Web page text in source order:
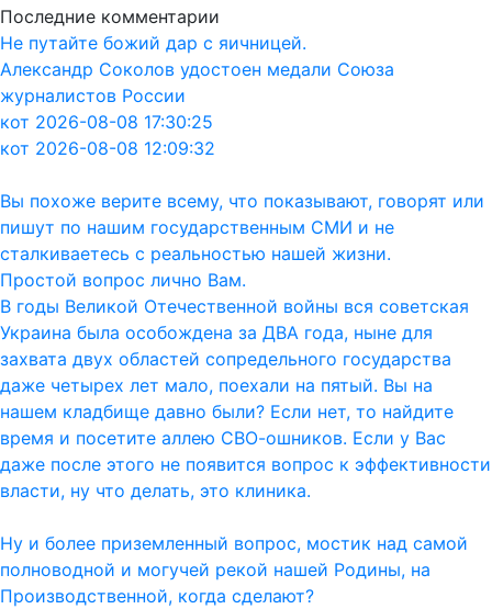
Последние комментарии
Не путайте божий дар с яичницей.
Александр Соколов удостоен медали Союза
журналистов России
кот 2026-08-08 17:30:25
кот 2026-08-08 12:09:32
Вы похоже верите всему, что показывают, говорят или
пишут по нашим государственным СМИ и не
сталкиваетесь с реальностью нашей жизни.
Простой вопрос лично Вам.
В годы Великой Отечественной войны вся советская
Украина была особождена за ДВА года, ныне для
захвата двух областей сопредельного государства
даже четырех лет мало, поехали на пятый. Вы на
нашем кладбище давно были? Если нет, то найдите
время и посетите аллею СВО-ошников. Если у Вас
даже после этого не появится вопрос к эффективности
власти, ну что делать, это клиника.
Ну и более приземленный вопрос, мостик над самой
полноводной и могучей рекой нашей Родины, на
Производственной, когда сделают?